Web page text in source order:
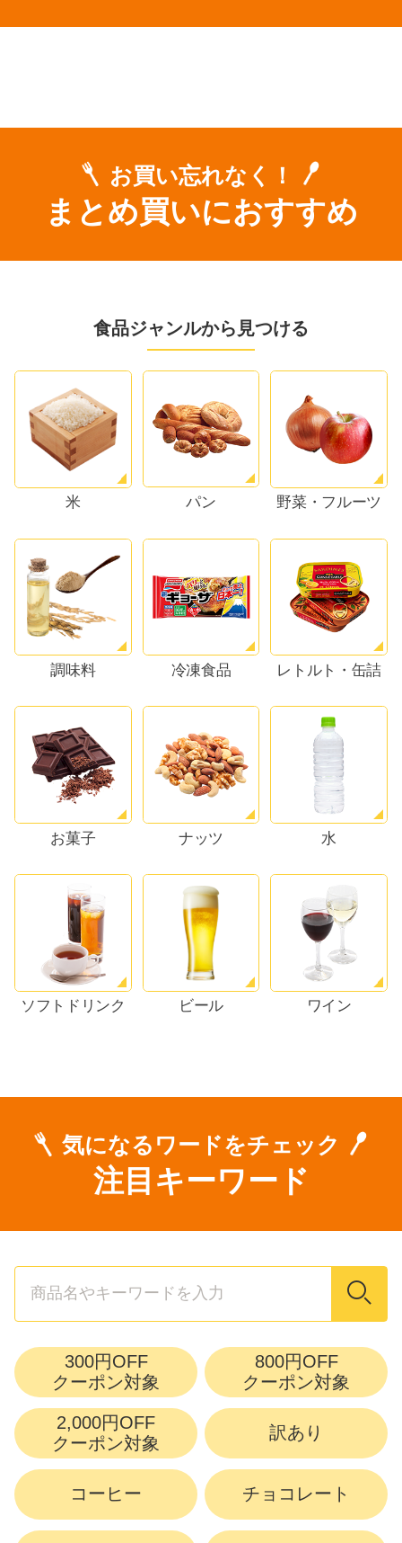
お買い忘れなく！
まとめ買いにおすすめ
食品ジャンルから見つける
米 パン 野菜・フルーツ
調味料 冷凍食品 レトルト・缶詰
お菓子 ナッツ 水
ソフトドリンク ビール ワイン
気になるワードをチェック
注目キーワード
検索
300円OFF
クーポン対象
800円OFF
クーポン対象
2,000円OFF
クーポン対象
訳あり
コーヒー チョコレート